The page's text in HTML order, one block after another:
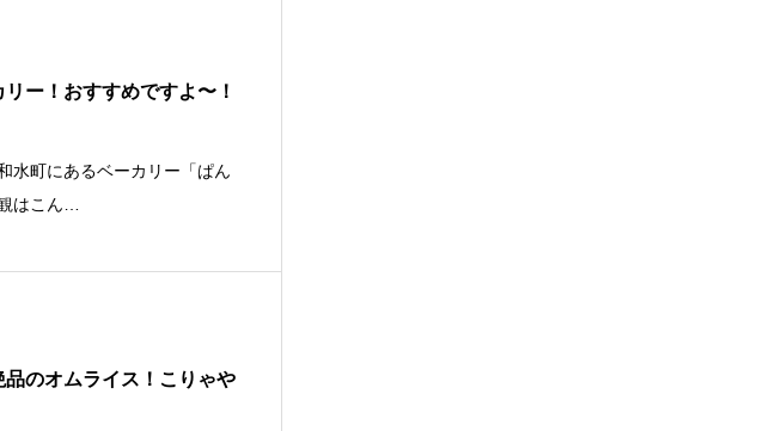
ー！おすすめですよ〜！
水町にあるベーカリー「ぱん
はこん…
品のオムライス！こりゃや